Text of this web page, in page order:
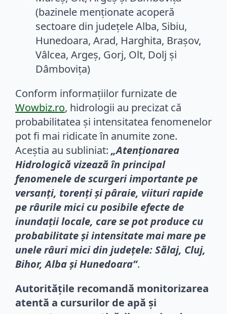
(bazinele menționate acoperă
sectoare din județele Alba, Sibiu,
Hunedoara, Arad, Harghita, Braşov,
Vâlcea, Argeş, Gorj, Olt, Dolj și
Dâmboviţa)
Conform informațiilor furnizate de
Wowbiz.ro, hidrologii au precizat că
probabilitatea și intensitatea fenomenelor
pot fi mai ridicate în anumite zone.
Aceștia au subliniat: „Atenţionarea
Hidrologică vizează în principal
fenomenele de scurgeri importante pe
versanţi, torenţi şi pâraie, viituri rapide
pe râurile mici cu posibile efecte de
inundaţii locale, care se pot produce cu
probabilitate şi intensitate mai mare pe
unele râuri mici din judeţele: Sălaj, Cluj,
Bihor, Alba şi Hunedoara”.
Autoritățile recomandă monitorizarea
atentă a cursurilor de apă și